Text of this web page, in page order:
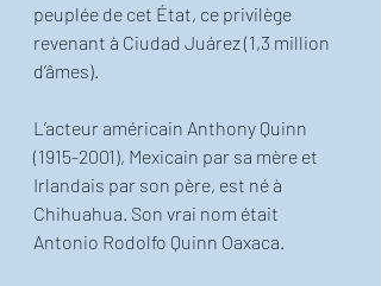
peuplée de cet État, ce privilège
revenant à Ciudad Juárez (1,3 million
d’âmes).
L’acteur américain Anthony Quinn
(1915-2001), Mexicain par sa mère et
Irlandais par son père, est né à
Chihuahua. Son vrai nom était
Antonio Rodolfo Quinn Oaxaca.